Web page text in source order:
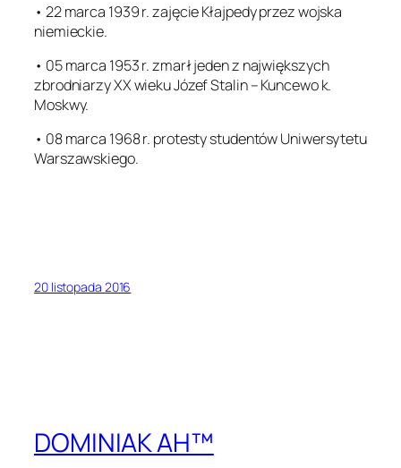
• 22 marca 1939 r. zajęcie Kłajpedy przez wojska
niemieckie.
• 05 marca 1953 r. zmarł jeden z największych
zbrodniarzy XX wieku Józef Stalin – Kuncewo k.
Moskwy.
• 08 marca 1968 r. protesty studentów Uniwersytetu
Warszawskiego.
20 listopada 2016
DOMINIAK AH™